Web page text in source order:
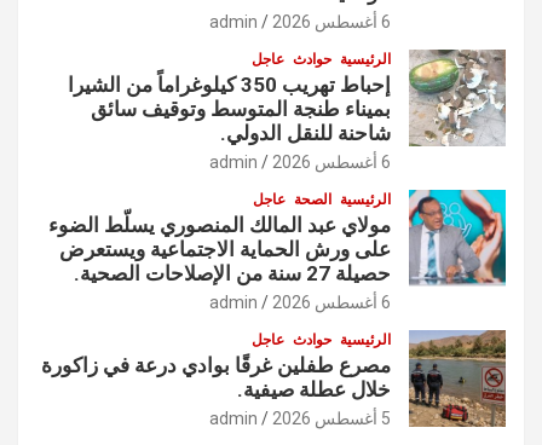
6 أغسطس 2026 admin
الرئيسية حوادث عاجل
إحباط تهريب 350 كيلوغراماً من الشيرا
بميناء طنجة المتوسط وتوقيف سائق
شاحنة للنقل الدولي.
6 أغسطس 2026 admin
الرئيسية الصحة عاجل
مولاي عبد المالك المنصوري يسلّط الضوء
على ورش الحماية الاجتماعية ويستعرض
حصيلة 27 سنة من الإصلاحات الصحية.
6 أغسطس 2026 admin
الرئيسية حوادث عاجل
مصرع طفلين غرقًا بوادي درعة في زاكورة
خلال عطلة صيفية.
5 أغسطس 2026 admin